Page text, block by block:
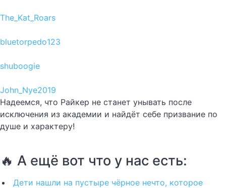
The_Kat_Roars
bluetorpedo123
shuboogie
John_Nye2019
Надеемся, что Райкер не станет унывать после
исключения из академии и найдёт себе призвание по
душе и характеру!
🔥 А ещё вот что у нас есть:
Дети нашли на пустыре чёрное нечто, которое